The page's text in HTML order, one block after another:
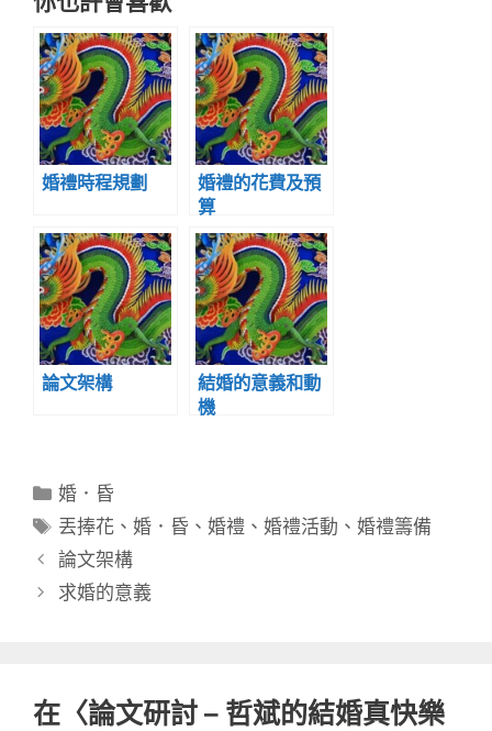
婚禮時程規劃
婚禮的花費及預
算
論文架構
結婚的意義和動
機
分
類
婚．昏
標
籤
丟捧花 、婚．昏 、婚禮 、婚禮活動 、婚禮籌備
論文架構
求婚的意義
在〈論文研討 – 哲斌的結婚真快樂